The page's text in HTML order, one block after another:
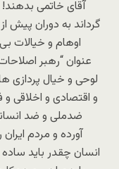
گرداند به دوران پيش
اوهام و خيالات
عنوان “رهبر
لوحی و خيال پردازی
ضدملی و ضد
آورده و مردم
انسان چقدر بايد